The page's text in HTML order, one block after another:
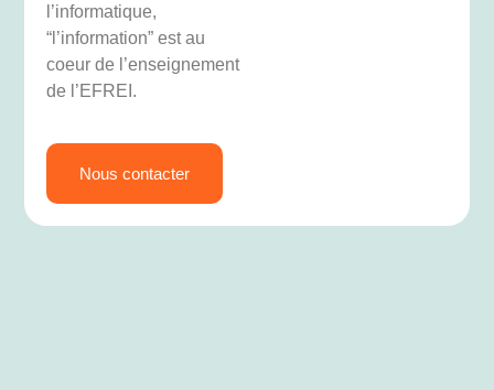
l’informatique,
“l’information” est au
coeur de l’enseignement
de l’EFREI.
Nous contacter